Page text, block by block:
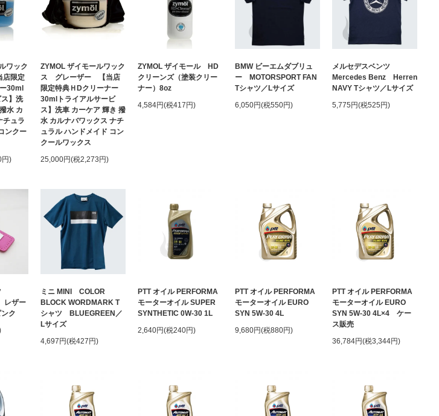
ワック
店限定
30ml
ス】洗
水 カ
チュラ
ンクー
円)
ZYMOL ザイモールワック
ス グレーザー 【当店
限定特典ＨDクリーナー
30mlトライアルサービ
ス】洗車 カーケア 輝き 撥
水 カルナバワックス ナチ
ュラル ハンドメイド コン
クールワックス
25,000円(税2,273円)
ZYMOL ザイモール HD
クリーンズ（塗装クリー
ナー）8oz
4,584円(税417円)
BMW ビーエムダブリュ
ー MOTORSPORT FAN
Tシャツ／Lサイズ
6,050円(税550円)
メルセデスベンツ
Mercedes Benz Herren
NAVY Tシャツ／Lサイズ
5,775円(税525円)
レザー
ク
ミニ MINI COLOR
BLOCK WORDMARK T
シャツ BLUEGREEN／
Lサイズ
4,697円(税427円)
PTT オイル PERFORMA
モーターオイル SUPER
SYNTHETIC 0W-30 1L
2,640円(税240円)
PTT オイル PERFORMA
モーターオイル EURO
SYN 5W-30 4L
9,680円(税880円)
PTT オイル PERFORMA
モーターオイル EURO
SYN 5W-30 4L×4 ケー
ス販売
36,784円(税3,344円)